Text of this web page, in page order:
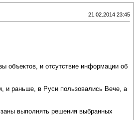
21.02.2014 23:45
объектов, и отсутствие информации об
и раньше, в Руси пользовались Вече, а
выполнять решения выбранных